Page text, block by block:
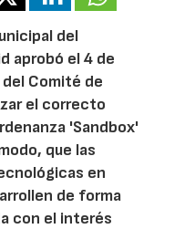
del
aprobó el 4 de
Comité de
el correcto
'Sandbox'
que las
en
de forma
con el interés